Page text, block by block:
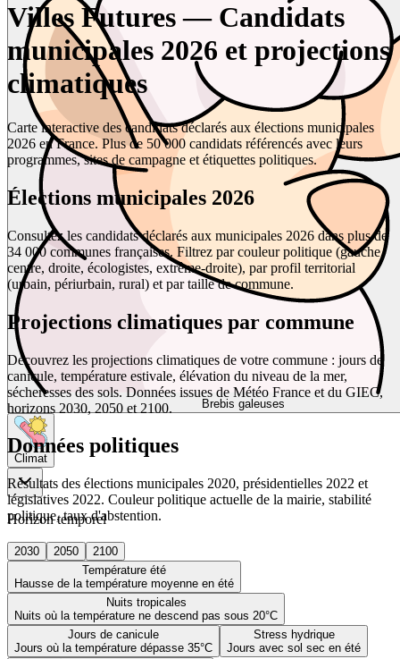
Brebis galeuses
Climat
Horizon temporel
2030 2050
2100
Température été
Hausse de la température moyenne en été
Nuits tropicales
Nuits où la température ne descend pas sous 20°C
Jours de canicule
Jours où la température dépasse 35°C
Stress hydrique
Jours avec sol sec en été
Villes Futures — Candidats
municipales 2026 et projections
climatiques
Carte interactive des candidats déclarés aux élections municipales
2026 en France. Plus de 50 000 candidats référencés avec leurs
programmes, sites de campagne et étiquettes politiques.
Élections municipales 2026
Consultez les candidats déclarés aux municipales 2026 dans plus de
34 000 communes françaises. Filtrez par couleur politique (gauche,
centre, droite, écologistes, extrême-droite), par profil territorial
(urbain, périurbain, rural) et par taille de commune.
Projections climatiques par commune
Découvrez les projections climatiques de votre commune : jours de
canicule, température estivale, élévation du niveau de la mer,
sécheresses des sols. Données issues de Météo France et du GIEC,
horizons 2030, 2050 et 2100.
Données politiques
Résultats des élections municipales 2020, présidentielles 2022 et
législatives 2022. Couleur politique actuelle de la mairie, stabilité
politique, taux d'abstention.